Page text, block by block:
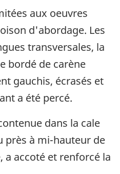
aux oeuvres
d'abordage. Les
transversales, la
bordé de carène
gauchis, écrasés et
a été percé.
dans la cale
près à mi-hauteur de
accoté et renforcé la